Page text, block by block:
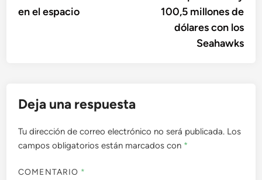
entradas
en el espacio
100,5 millones de
dólares con los
Seahawks
Deja una respuesta
Tu dirección de correo electrónico no será publicada. Los
campos obligatorios están marcados con *
COMENTARIO *